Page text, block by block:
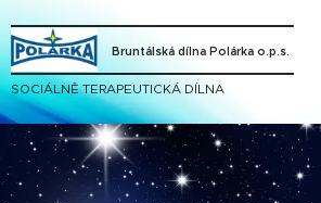
Bruntálská dílna Polárka o.p.s.
SOCIÁLNĚ TERAPEUTICKÁ DÍLNA